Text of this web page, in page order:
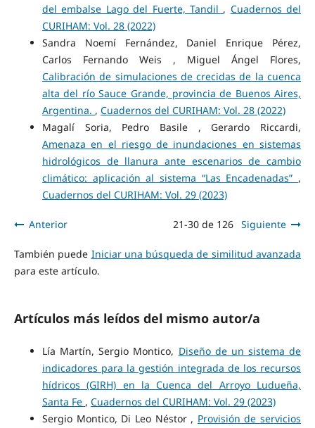
del embalse Lago del Fuerte, Tandil , Cuadernos del
CURIHAM: Vol. 28 (2022)
Sandra Noemí Fernández, Daniel Enrique Pérez,
Carlos Fernando Weis , Miguel Ángel Flores,
Calibración de simulaciones de crecidas de la cuenca
alta del río Sauce Grande, provincia de Buenos Aires,
Argentina. , Cuadernos del CURIHAM: Vol. 28 (2022)
Magalí Soria, Pedro Basile , Gerardo Riccardi,
Amenaza en el riesgo de inundaciones en sistemas
hidrológicos de llanura ante escenarios de cambio
climático: aplicación al sistema “Las Encadenadas” ,
Cuadernos del CURIHAM: Vol. 29 (2023)
Anterior 21-30 de 126 Siguiente
También puede Iniciar una búsqueda de similitud avanzada
para este artículo.
Artículos más leídos del mismo autor/a
Lía Martín, Sergio Montico, Diseño de un sistema de
indicadores para la gestión integrada de los recursos
hídricos (GIRH) en la Cuenca del Arroyo Ludueña,
Santa Fe , Cuadernos del CURIHAM: Vol. 29 (2023)
Sergio Montico, Di Leo Néstor , Provisión de servicios